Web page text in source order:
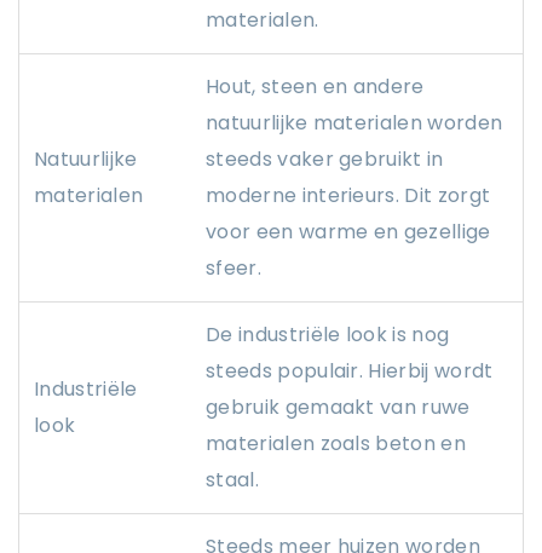
materialen.
Natuurlijke
materialen
Hout, steen en andere
natuurlijke materialen worden
steeds vaker gebruikt in
moderne interieurs. Dit zorgt
voor een warme en gezellige
sfeer.
Industriële
look
De industriële look is nog
steeds populair. Hierbij wordt
gebruik gemaakt van ruwe
materialen zoals beton en
staal.
Steeds meer huizen worden